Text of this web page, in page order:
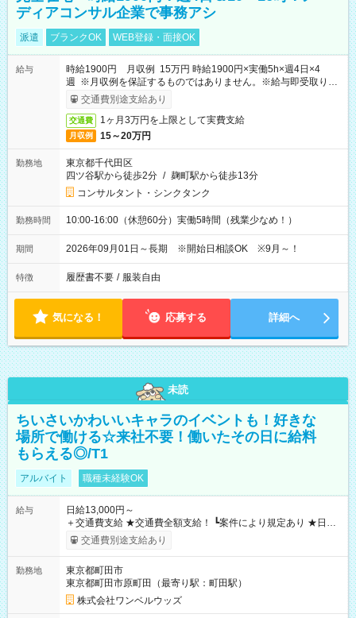
ディアコンサル企業で事務アシ
派遣 ブランクOK WEB登録・面接OK
給与
時給1900円 月収例 15万円 時給1900円×実働5h×週4日×4
週 ※月収例を保証するものではありません。※給与即受取りサ
ービス利用可（利用条件有）
交通費別途支給あり
交通費 1ヶ月3万円を上限として実費支給
月収例 15～20万円
勤務地
東京都千代田区
四ツ谷駅から徒歩2分 / 麹町駅から徒歩13分
コンサルタント・シンクタンク
勤務時間 10:00-16:00（休憩60分）実働5時間（残業少なめ！）
期間 2026年09月01日～長期 ※開始日相談OK ※9月～！
特徴 履歴書不要 / 服装自由
気になる！ 応募する 詳細へ
未読
ちいさいかわいいキャラのイベントも！好きな
場所で働ける☆来社不要！働いたその日に給料
もらえる◎/T1
アルバイト 職種未経験OK
給与
日給13,000円～
＋交通費支給 ★交通費全額支給！ ┗案件により規定あり ★日払
いOK！（規定あり） ┗働いたその日に現金GET♪ お仕事後はコ
ンビニATMから 日払い分を引き落とせます！ 【試用期間】試
交通費別途支給あり
勤務地
東京都町田市
東京都町田市原町田（最寄り駅：町田駅）
株式会社ワンベルウッズ